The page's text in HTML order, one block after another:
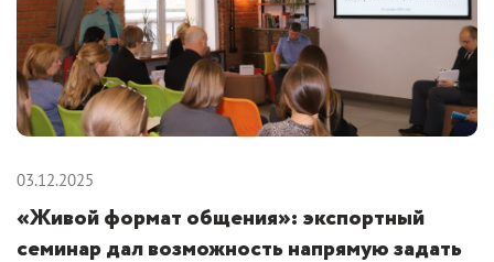
03.12.2025
«Живой формат общения»: экспортный
семинар дал возможность напрямую задать